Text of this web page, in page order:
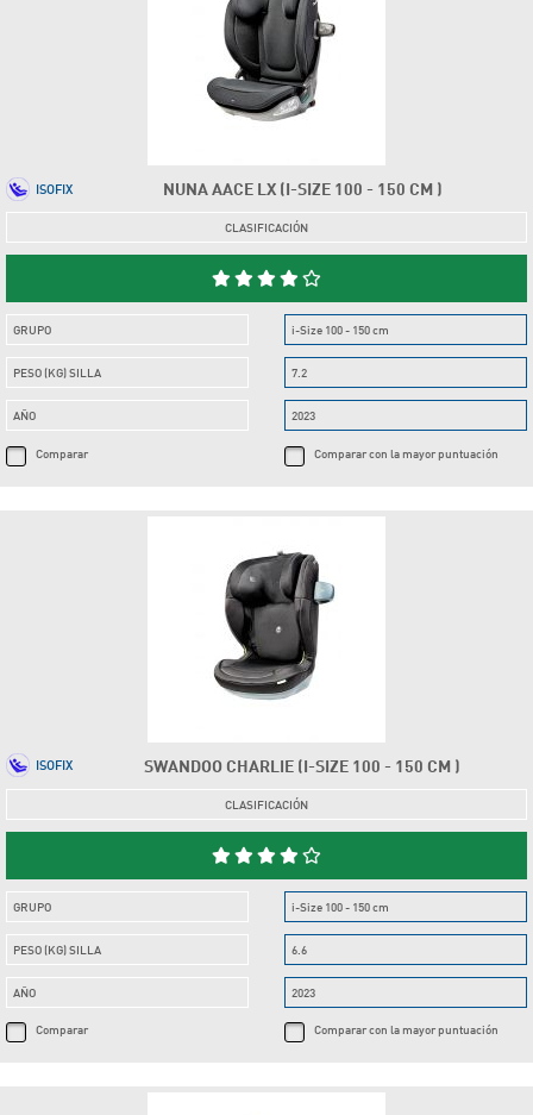
NUNA AACE LX (I-SIZE 100 - 150 CM )
ISOFIX
CLASIFICACIÓN
GRUPO
PESO (KG) SILLA
AÑO
Comparar
i-Size 100 - 150 cm
7.2
2023
Comparar con la mayor puntuación
SWANDOO CHARLIE (I-SIZE 100 - 150 CM )
ISOFIX
CLASIFICACIÓN
GRUPO
PESO (KG) SILLA
AÑO
Comparar
i-Size 100 - 150 cm
6.6
2023
Comparar con la mayor puntuación